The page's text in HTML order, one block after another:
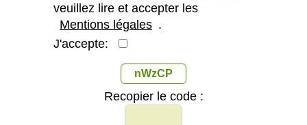
veuillez lire et accepter les
Mentions légales .
J'accepte:
nWzCP
Recopier le code :